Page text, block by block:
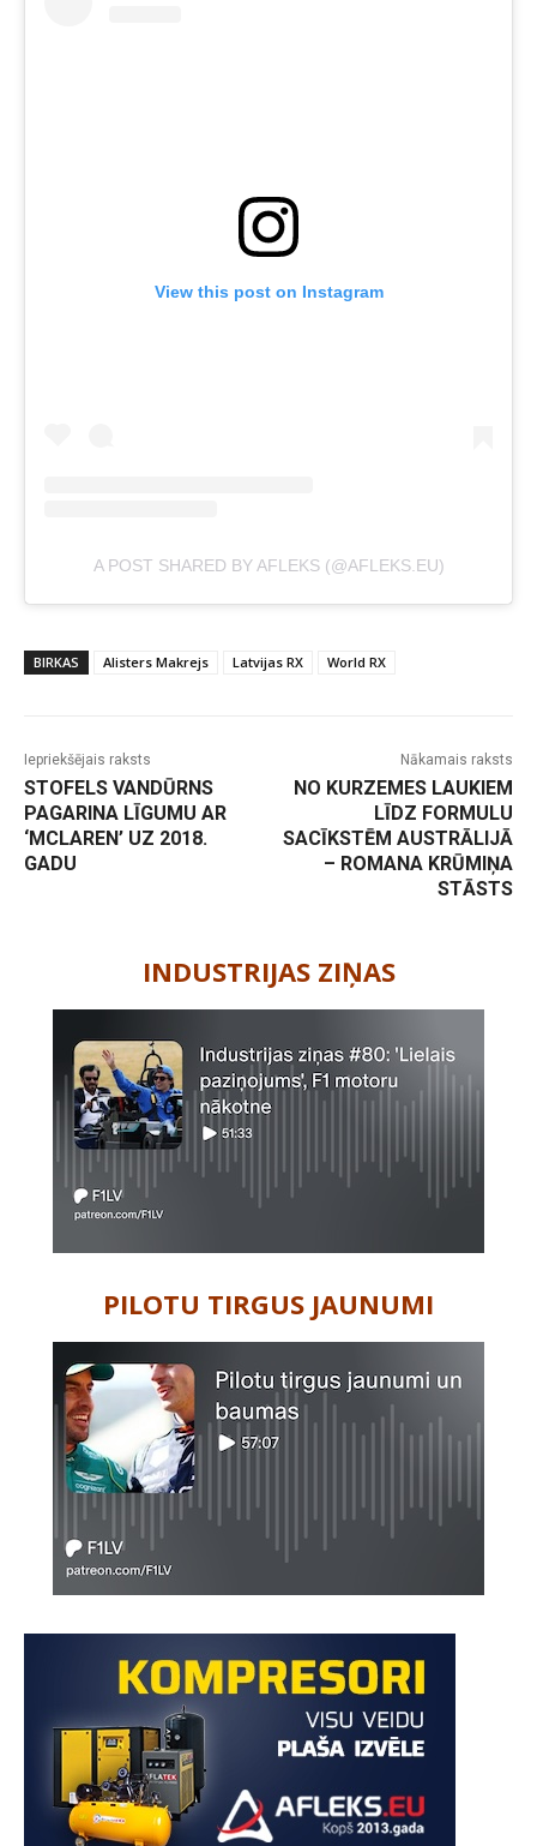
View this post on Instagram
A POST SHARED BY AFLEKS (@AFLEKS.EU)
BIRKAS Alisters Makrejs Latvijas RX World RX
Iepriekšējais raksts
STOFELS VANDŪRNS
PAGARINA LĪGUMU AR
‘MCLAREN’ UZ 2018.
GADU
Nākamais raksts
NO KURZEMES LAUKIEM
LĪDZ FORMULU
SACĪKSTĒM AUSTRĀLIJĀ
– ROMANA KRŪMIŅA
STĀSTS
INDUSTRIJAS ZIŅAS
PILOTU TIRGUS JAUNUMI